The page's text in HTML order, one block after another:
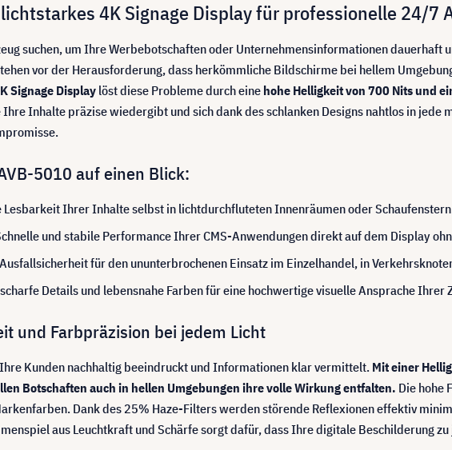
4K Signage Display für professionelle 24/7
suchen, um Ihre Werbebotschaften oder Unternehmensinformationen dauerhaft
vor der Herausforderung, dass herkömmliche Bildschirme bei hellem
Signage Display löst diese Probleme durch eine hohe Helligkeit von 700 Nits und
Ihre Inhalte präzise wiedergibt und sich dank des schlanken Designs nahtlos in
5010 auf einen Blick:
Lesbarkeit Ihrer Inhalte selbst in lichtdurchfluteten Innenräumen oder
und stabile Performance Ihrer CMS-Anwendungen direkt auf dem Display
für den ununterbrochenen Einsatz im Einzelhandel, in
Details und lebensnahe Farben für eine hochwertige visuelle Ansprache Ihrer
und Farbpräzision bei jedem Licht
Kunden nachhaltig beeindruckt und Informationen klar vermittelt. Mit einer
Botschaften auch in hellen Umgebungen ihre volle Wirkung entfalten. Die hohe
Dank des 25% Haze-Filters werden störende Reflexionen effektiv
aus Leuchtkraft und Schärfe sorgt dafür, dass Ihre digitale Beschilderung